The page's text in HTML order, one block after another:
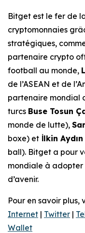
Bitget est le fer de
cryptomonnaies
stratégiques,
partenaire crypto
football au monde,
de l’ASEAN et de
partenaire mondial
turcs Buse Tosun
monde de lutte),
boxe) et İlkin Aydın
ball). Bitget a pour
mondiale à adopter
d’avenir.
Pour en savoir plus,
Internet | Twitter |
Wallet